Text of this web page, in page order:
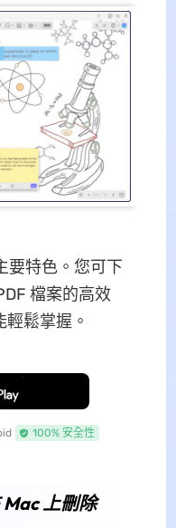
要特色。您可下
檔案的高效
鬆掌握。
100% 安全性
上刪除